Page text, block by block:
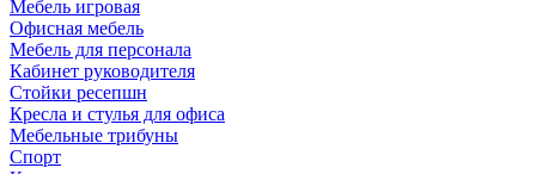
Мебель игровая
Офисная мебель
Мебель для персонала
Кабинет руководителя
Стойки ресепшн
Кресла и стулья для офиса
Мебельные трибуны
Спорт